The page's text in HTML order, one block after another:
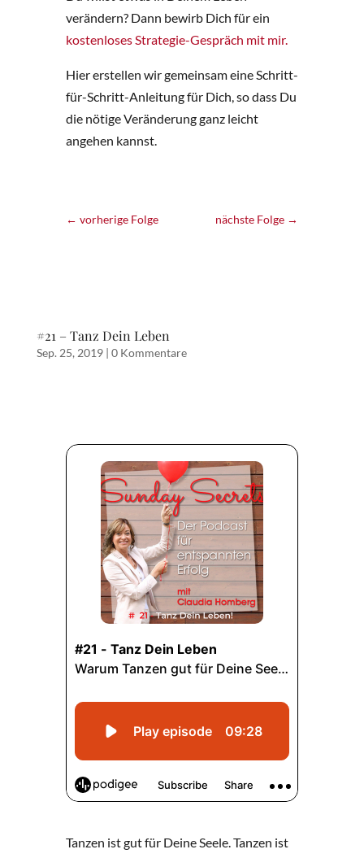
verändern? Dann bewirb Dich für ein
kostenloses Strategie-Gespräch mit mir.
Hier erstellen wir gemeinsam eine Schritt-
für-Schritt-Anleitung für Dich, so dass Du
die nötige Veränderung ganz leicht
angehen kannst.
← vorherige Folge nächste Folge →
#21 – Tanz Dein Leben
Sep. 25, 2019| 0 Kommentare
Tanzen ist gut für Deine Seele. Tanzen ist